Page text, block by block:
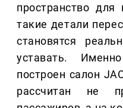
пространство
такие детали
становятся
уставать.
построен салон
рассчитан не